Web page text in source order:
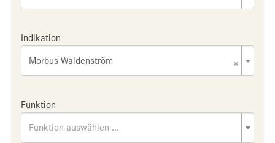
Indikation
×
Morbus Waldenström
Funktion
Funktion auswählen ...